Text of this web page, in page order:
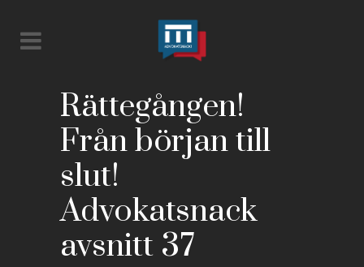
Rättegången!
Från början till
slut!
Advokatsnack
avsnitt 37